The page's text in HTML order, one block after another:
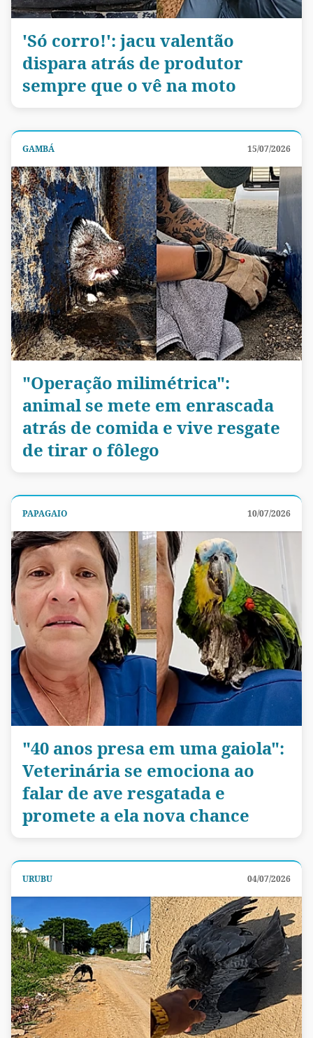
'Só corro!': jacu valentão
dispara atrás de produtor
sempre que o vê na moto
GAMBÁ 15/07/2026
"Operação milimétrica":
animal se mete em enrascada
atrás de comida e vive resgate
de tirar o fôlego
PAPAGAIO 10/07/2026
"40 anos presa em uma gaiola":
Veterinária se emociona ao
falar de ave resgatada e
promete a ela nova chance
URUBU 04/07/2026